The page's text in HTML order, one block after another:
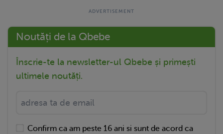
Noutăți de la Qbebe
Înscrie-te la newsletter-ul Qbebe și primești
ultimele noutăți.
Confirm ca am peste 16 ani si sunt de acord ca